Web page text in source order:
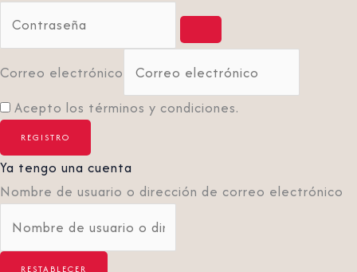
Correo electrónico
Acepto los términos y condiciones.
Ya tengo una cuenta
Nombre de usuario o dirección de correo electrónico